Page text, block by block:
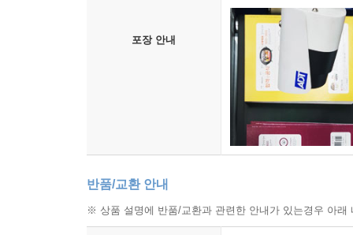
포장 안내
반품/교환 안내
※ 상품 설명에 반품/교환과 관련한 안내가 있는경우 아